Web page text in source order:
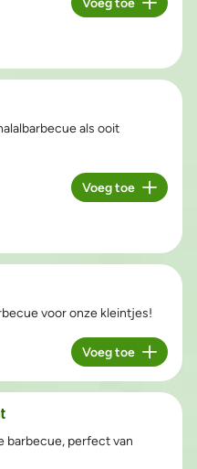
Aantal
als ooit
Aantal
Voeg toe
voor onze kleintjes!
Aantal
Voeg toe
barbecue, perfect van